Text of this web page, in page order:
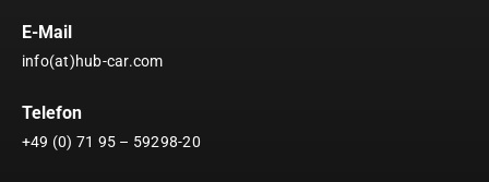
E-Mail
info(at)hub-car.com
Telefon
+49 (0) 71 95 – 59298-20